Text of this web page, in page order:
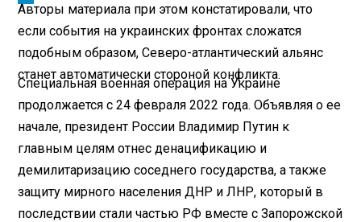
Авторы материала при этом констатировали, что
если события на украинских фронтах сложатся
подобным образом, Северо-атлантический альянс
станет автоматически стороной конфликта.
Специальная военная операция на Украине
продолжается с 24 февраля 2022 года. Объявляя о ее
начале, президент России Владимир Путин к
главным целям отнес денацификацию и
демилитаризацию соседнего государства, а также
защиту мирного населения ДНР и ЛНР, который в
последствии стали частью РФ вместе с Запорожской